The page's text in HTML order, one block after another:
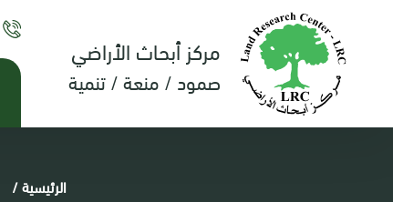
مركز أبحاث الأراضي
صمود / منعة / تنمية
الرئيسية/